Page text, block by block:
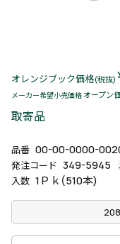
オレンジブック価格(税抜)
メーカー希望小売価格 オープン
取寄品
品番 00-00-0000-
発注コード 349-5945
入数 1Ｐｋ(510本)